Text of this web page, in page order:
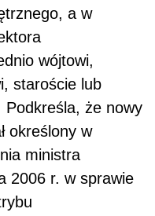
a w
wójtowi,
staroście lub
Podkreśla, że nowy
określony w
ministra
2006 r. w sprawie